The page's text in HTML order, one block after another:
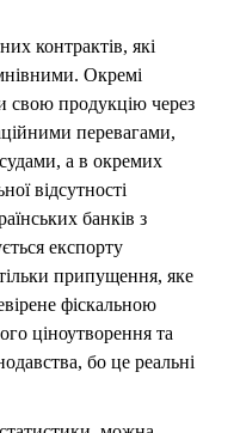
контрактів, які
Окремі
свою продукцію через
перевагами,
а в окремих
відсутності
банків з
експорту
припущення, яке
фіскальною
ціноутворення та
бо це реальні